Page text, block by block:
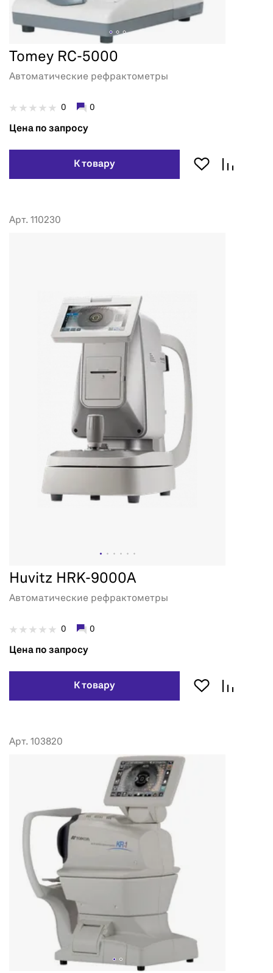
Tomey RC-5000
Автоматические рефрактометры
0 0
Цена по запросу
К товару
Арт. 110230
Huvitz HRK-9000A
Автоматические рефрактометры
0 0
Цена по запросу
К товару
Арт. 103820